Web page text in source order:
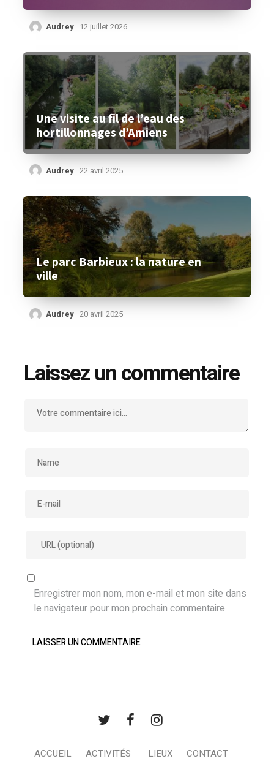
Audrey 12 juillet 2026
Une visite au fil de l’eau des
hortillonnages d’Amiens
Audrey 22 avril 2025
Le parc Barbieux : la nature en
ville
Audrey 20 avril 2025
Laissez un commentaire
Enregistrer mon nom, mon e-mail et mon site dans
le navigateur pour mon prochain commentaire.
ACCUEIL ACTIVITÉS LIEUX CONTACT